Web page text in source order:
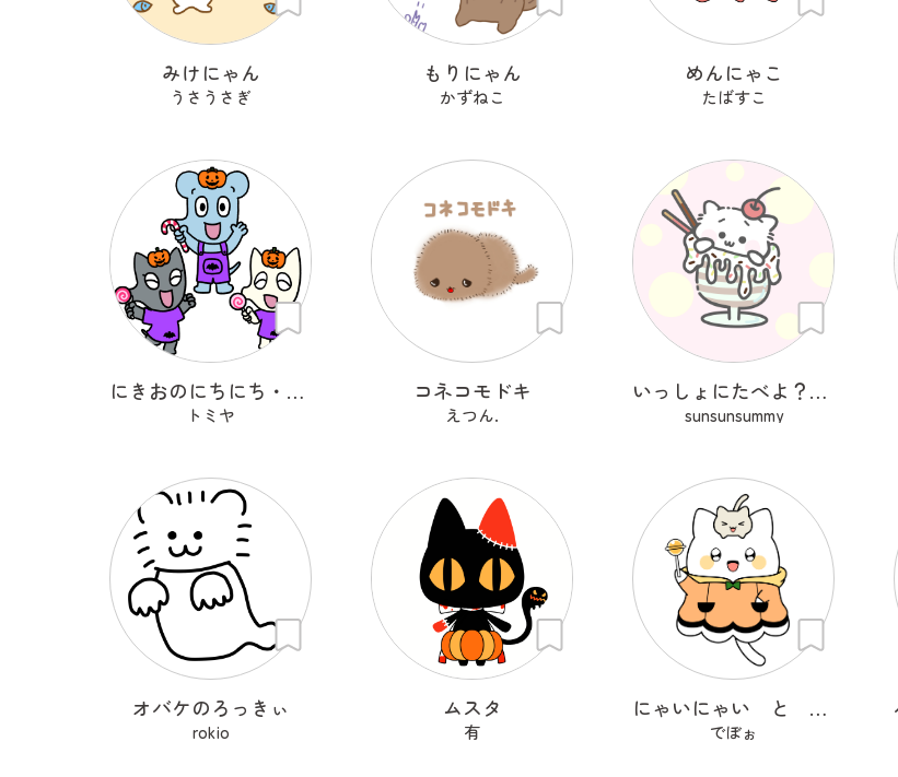
みけにゃん
うさうさぎ
もりにゃん
かずねこ
めんにゃこ
たばすこ
にきおのにちにち・ハロウィン
トミヤ
コネコモドキ
えつん.
いっしょにたべよ？ぱふぇ
sunsunsummy
オバケのろっきぃ
rokio
ムスタ
有
にゃいにゃい と ねこつ
でぼぉ